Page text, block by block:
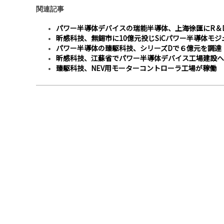
関連記事
パワー半導体デバイスの瑞能半導体、上海徐匯にR＆
昕感科技、無錫市に10億元投じSiCパワー半導体モジ
パワー半導体の臻駆科技、シリーズDで６億元を調達
昕感科技、江蘇省でパワー半導体デバイス工場建設へ
臻駆科技、NEV用モーターコントローラ工場が稼働